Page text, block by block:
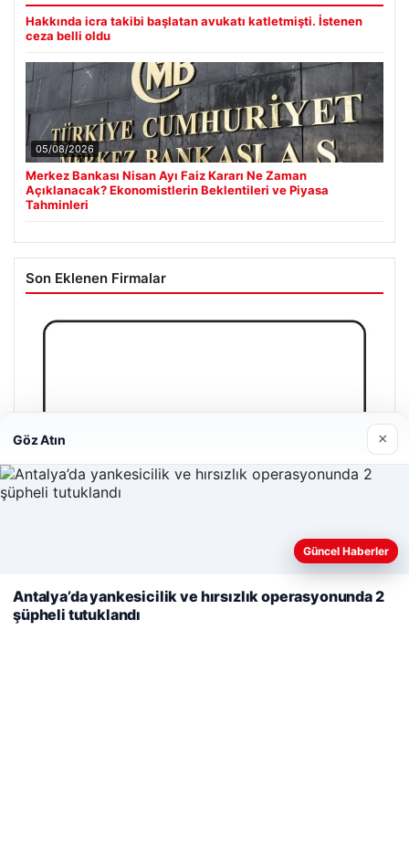
Hakkında icra takibi başlatan avukatı katletmişti. İstenen
ceza belli oldu
05/08/2026
Merkez Bankası Nisan Ayı Faiz Kararı Ne Zaman
Açıklanacak? Ekonomistlerin Beklentileri ve Piyasa
Tahminleri
Son Eklenen Firmalar
Web sitemizi nasıl kullandığınızı daha iyi anlayabilmek,
kullanıyoruz.
Çerez Politikamız
Reddet Kabul Et
Göz Atın ×
Güncel Haberler
Antalya’da yankesicilik ve hırsızlık operasyonunda 2
şüpheli tutuklandı